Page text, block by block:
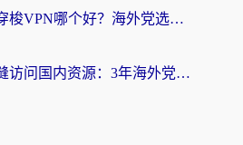
斧牛和极速穿梭VPN哪个好？海外党选回国加速器必看的真实对比与避坑指南
北美回国无缝访问国内资源：3年海外党亲测的加速器选择指南